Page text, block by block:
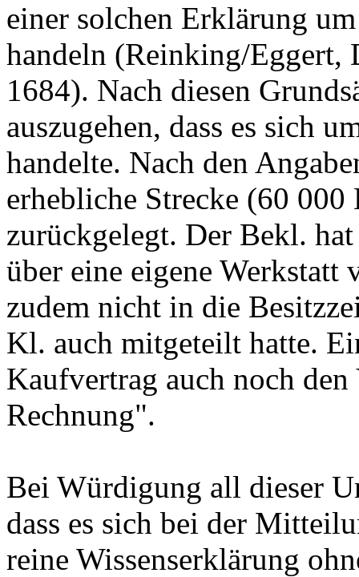
einer solchen Erklärung
handeln (Reinking/
1684). Nach diesen
auszugehen, dass es sich
handelte. Nach den
erhebliche Strecke (60
zurückgelegt. Der Bekl.
über eine eigene
zudem nicht in die
Kl. auch mitgeteilt hatte.
Kaufvertrag auch noch
Rechnung".
Bei Würdigung all dieser
dass es sich bei der
reine Wissenserklärung